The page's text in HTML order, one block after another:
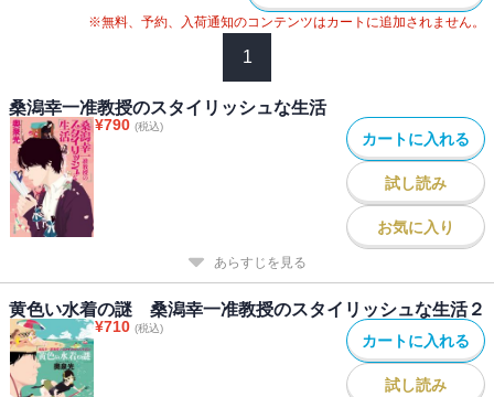
※無料、予約、入荷通知のコンテンツはカートに追加されません。
1
桑潟幸一准教授のスタイリッシュな生活
¥790 (税込)
カートに入れる
試し読み
お気に入り
あらすじを見る
黄色い水着の謎 桑潟幸一准教授のスタイリッシュな生活２
¥710 (税込)
カートに入れる
試し読み